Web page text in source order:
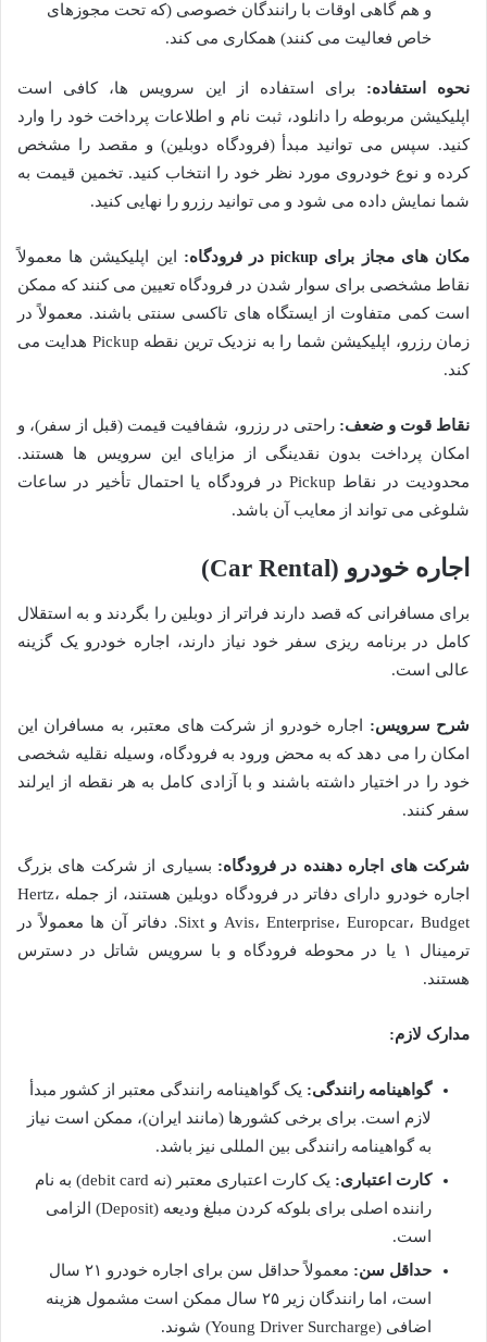
و هم گاهی اوقات با رانندگان خصوصی (که تحت مجوزهای
خاص فعالیت می کنند) همکاری می کند.
نحوه استفاده: برای استفاده از این سرویس ها، کافی است
اپلیکیشن مربوطه را دانلود، ثبت نام و اطلاعات پرداخت خود را وارد
کنید. سپس می توانید مبدأ (فرودگاه دوبلین) و مقصد را مشخص
کرده و نوع خودروی مورد نظر خود را انتخاب کنید. تخمین قیمت به
شما نمایش داده می شود و می توانید رزرو را نهایی کنید.
مکان های مجاز برای pickup در فرودگاه:
این اپلیکیشن ها معمولاً
نقاط مشخصی برای سوار شدن در فرودگاه تعیین می کنند که ممکن
است کمی متفاوت از ایستگاه های تاکسی سنتی باشند. معمولاً در
زمان رزرو، اپلیکیشن شما را به نزدیک ترین نقطه Pickup هدایت می
کند.
نقاط قوت و ضعف: راحتی در رزرو، شفافیت قیمت (قبل از سفر)، و
امکان پرداخت بدون نقدینگی از مزایای این سرویس ها هستند.
محدودیت در نقاط Pickup در فرودگاه یا احتمال تأخیر در ساعات
شلوغی می تواند از معایب آن باشد.
اجاره خودرو (Car Rental)
برای مسافرانی که قصد دارند فراتر از دوبلین را بگردند و به استقلال
کامل در برنامه ریزی سفر خود نیاز دارند، اجاره خودرو یک گزینه
عالی است.
شرح سرویس: اجاره خودرو از شرکت های معتبر، به مسافران این
امکان را می دهد که به محض ورود به فرودگاه، وسیله نقلیه شخصی
خود را در اختیار داشته باشند و با آزادی کامل به هر نقطه از ایرلند
سفر کنند.
شرکت های اجاره دهنده در فرودگاه: بسیاری از شرکت های بزرگ
اجاره خودرو دارای دفاتر در فرودگاه دوبلین هستند، از جمله Hertz،
Avis، Enterprise، Europcar، Budget و Sixt. دفاتر آن ها معمولاً در
ترمینال ۱ یا در محوطه فرودگاه و با سرویس شاتل در دسترس
هستند.
مدارک لازم:
گواهینامه رانندگی: یک گواهینامه رانندگی معتبر از کشور مبدأ
لازم است. برای برخی کشورها (مانند ایران)، ممکن است نیاز
به گواهینامه رانندگی بین المللی نیز باشد.
کارت اعتباری:
یک کارت اعتباری معتبر (نه debit card) به نام
راننده اصلی برای بلوکه کردن مبلغ ودیعه (Deposit) الزامی
است.
حداقل سن:
معمولاً حداقل سن برای اجاره خودرو ۲۱ سال
است، اما رانندگان زیر ۲۵ سال ممکن است مشمول هزینه
اضافی (Young Driver Surcharge) شوند.